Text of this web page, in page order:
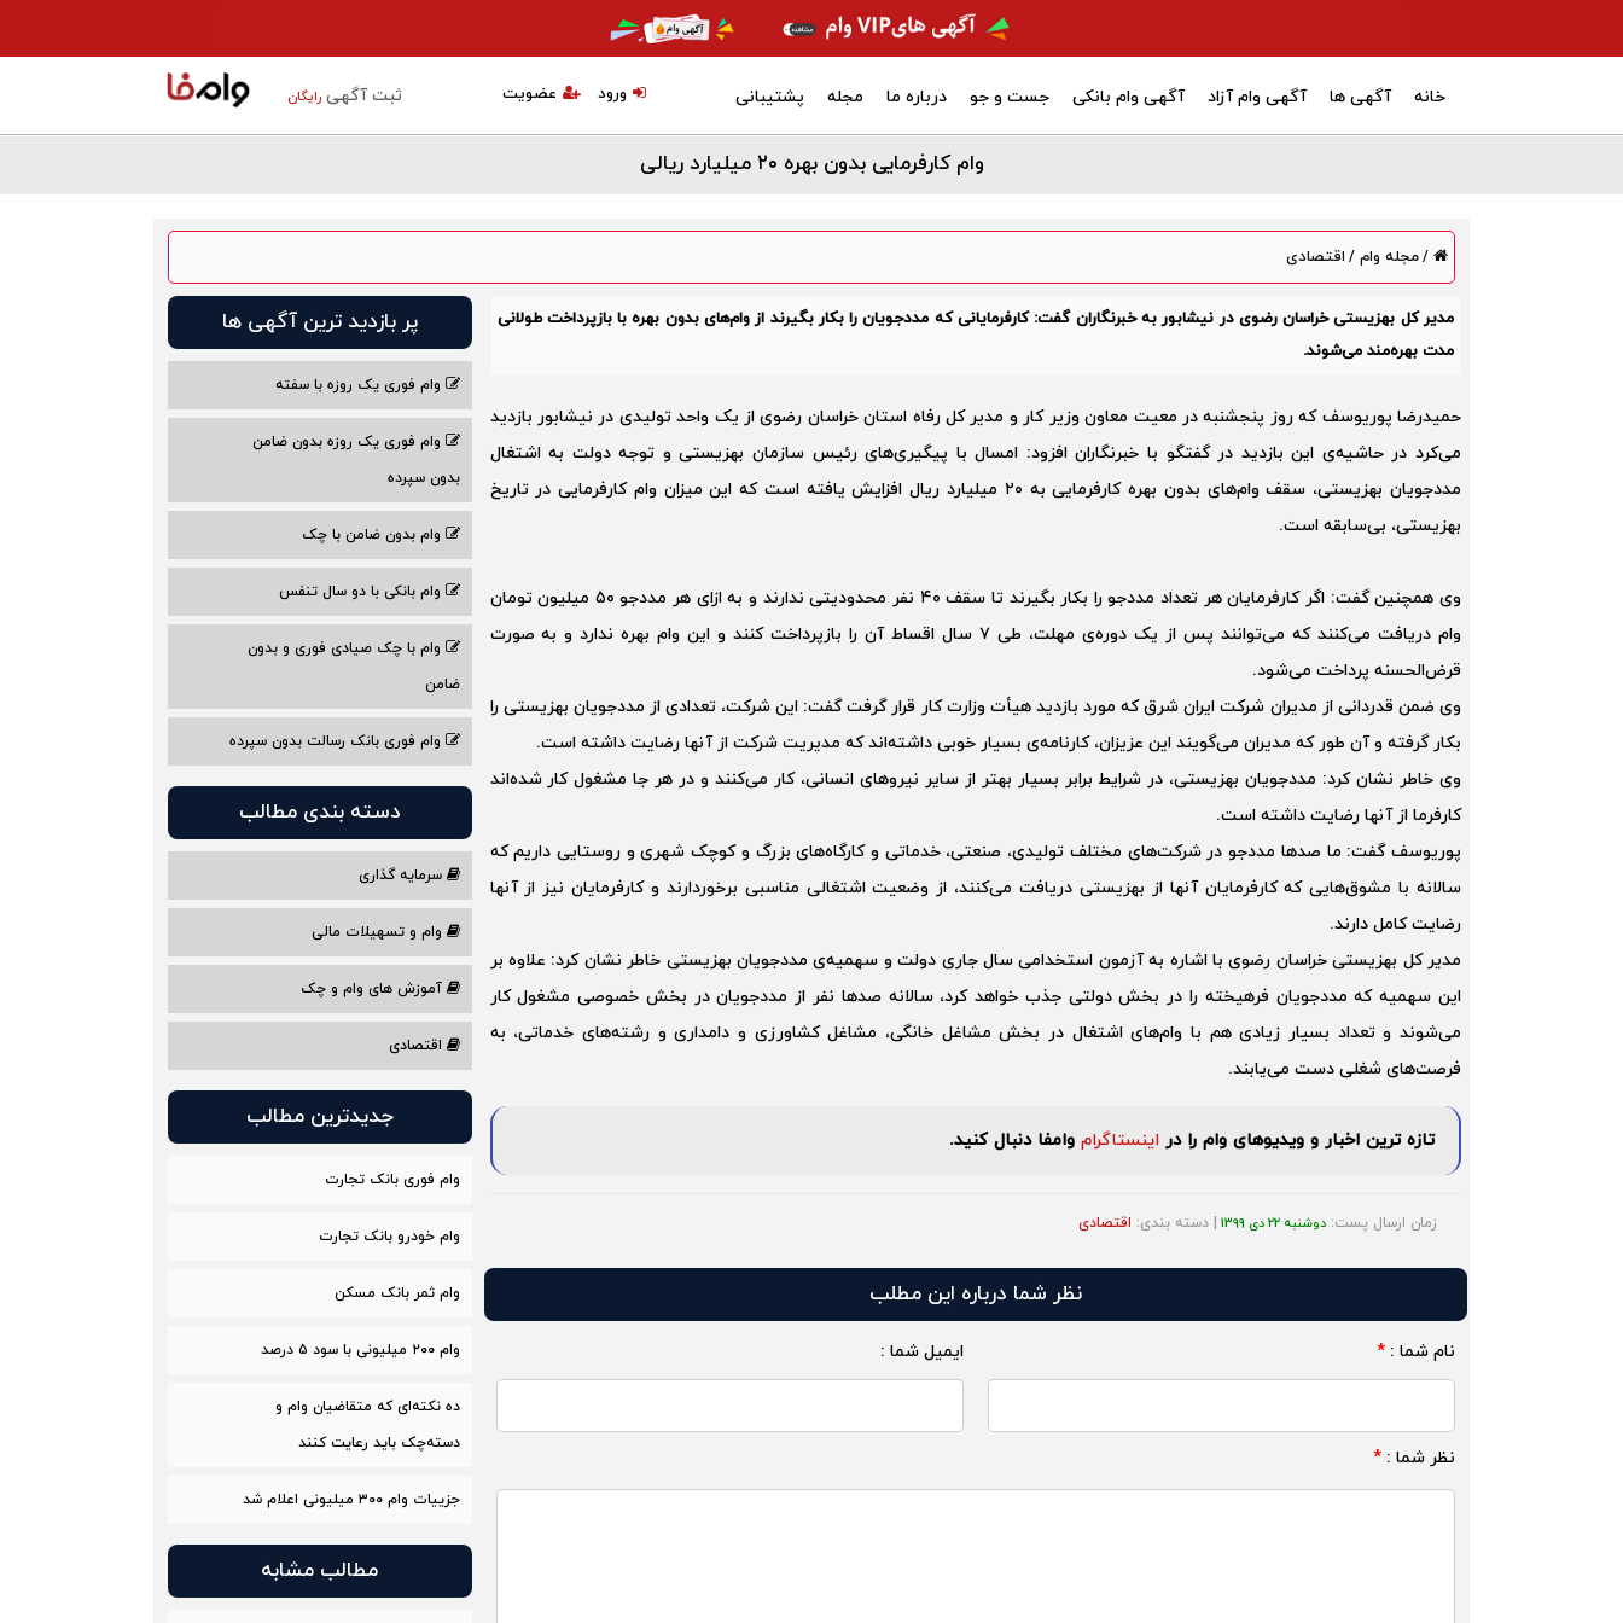
ثبت آگهیرایگان عضویت ورود خانه آگهی ها آگهی وام آزاد آگهی وام بانکی جست و جو درباره ما مجله پشتیبانی
وام کارفرمایی بدون بهره ۲۰ میلیارد ریالی
/مجله وام / اقتصادی
مدیر کل بهزیستی خراسان رضوی در نیشابور به خبرنگاران گفت: کارفرمایانی که مددجویان را بکار بگیرند از وام‌های بدون بهره با بازپرداخت طولانی
مدت بهره‌مند می‌شوند.
حمیدرضا پوریوسف که روز پنجشنبه در معیت معاون وزیر کار و مدیر کل رفاه استان خراسان رضوی از یک واحد تولیدی در نیشابور بازدید
می‌کرد در حاشیه‌ی این بازدید در گفتگو با خبرنگاران افزود: امسال با پیگیری‌های رئیس سازمان بهزیستی و توجه دولت به اشتغال
مددجویان بهزیستی، سقف وام‌های بدون بهره کارفرمایی به ۲۰ میلیارد ریال افزایش یافته است که این میزان وام کارفرمایی در تاریخ
بهزیستی، بی‌سابقه است.
وی همچنین گفت: اگر کارفرمایان هر تعداد مددجو را بکار بگیرند تا سقف ۴۰ نفر محدودیتی ندارند و به ازای هر مددجو ۵۰ میلیون تومان
وام دریافت می‌کنند که می‌توانند پس از یک دوره‌ی مهلت، طی ۷ سال اقساط آن را بازپرداخت کنند و این وام بهره ندارد و به صورت
قرض‌الحسنه پرداخت می‌شود.
وی ضمن قدردانی از مدیران شرکت ایران شرق که مورد بازدید هیأت وزارت کار قرار گرفت گفت: این شرکت، تعدادی از مددجویان بهزیستی را
بکار گرفته و آن طور که مدیران می‌گویند این عزیزان، کارنامه‌ی بسیار خوبی داشته‌اند که مدیریت شرکت از آنها رضایت داشته است.
وی خاطر نشان کرد: مددجویان بهزیستی، در شرایط برابر بسیار بهتر از سایر نیروهای انسانی، کار می‌کنند و در هر جا مشغول کار شده‌اند
کارفرما از آنها رضایت داشته است.
پوریوسف گفت: ما صدها مددجو در شرکت‌های مختلف تولیدی، صنعتی، خدماتی و کارگاه‌های بزرگ و کوچک شهری و روستایی داریم که
سالانه با مشوق‌هایی که کارفرمایان آنها از بهزیستی دریافت می‌کنند، از وضعیت اشتغالی مناسبی برخوردارند و کارفرمایان نیز از آنها
رضایت کامل دارند.
مدیر کل بهزیستی خراسان رضوی با اشاره به آزمون استخدامی سال جاری دولت و سهمیه‌ی مددجویان بهزیستی خاطر نشان کرد: علاوه بر
این سهمیه که مددجویان فرهیخته را در بخش دولتی جذب خواهد کرد، سالانه صدها نفر از مددجویان در بخش خصوصی مشغول کار
می‌شوند و تعداد بسیار زیادی هم با وام‌های اشتغال در بخش مشاغل خانگی، مشاغل کشاورزی و دامداری و رشته‌های خدماتی، به
فرصت‌های شغلی دست می‌یابند.
تازه ترین اخبار و ویدیوهای وام را در اینستاگرام وامفا دنبال کنید.
زمان ارسال پست: دوشنبه 22 دی 1399 | دسته بندی: اقتصادی
نظر شما درباره این مطلب
نام شما : * ایمیل شما :
نظر شما : *
پر بازدید ترین آگهی ها
وام فوری یک روزه با سفته
وام فوری یک روزه بدون ضامن
بدون سپرده
وام بدون ضامن با چک
وام بانکی با دو سال تنفس
وام با چک صیادی فوری و بدون
ضامن
وام فوری بانک رسالت بدون سپرده
دسته بندی مطالب
سرمایه گذاری
وام و تسهیلات مالی
آموزش های وام و چک
اقتصادی
جدیدترین مطالب
وام فوری بانک تجارت
وام خودرو بانک تجارت
وام ثمر بانک مسکن
وام ۲۰۰ میلیونی با سود ۵ درصد
ده نکته‌ای که متقاضیان وام و
دسته‌چک باید رعایت کنند
جزییات وام ۳۰۰ میلیونی اعلام شد
مطالب مشابه